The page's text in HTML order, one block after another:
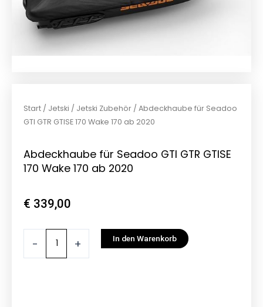
Start / Jetski / Jetski Zubehör / Abdeckhaube für Seadoo
GTI GTR GTISE 170 Wake 170 ab 2020
Abdeckhaube für Seadoo GTI GTR GTISE
170 Wake 170 ab 2020
€ 339,00
- + In den Warenkorb